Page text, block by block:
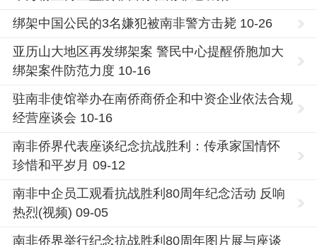
绑架中国公民的3名嫌犯被南非警方击毙 10-26
亚历山大地区再发绑架案 警民中心提醒侨胞加大
绑架案件防范力度 10-16
驻南非使馆举办在南侨商侨企和中资企业依法合规
经营座谈会 10-16
南非侨界代表座谈纪念抗战胜利：传承家国情怀
珍惜和平岁月 09-12
南非中企员工观看抗战胜利80周年纪念活动 反响
热烈(视频) 09-05
南非侨界举行纪念抗战胜利80周年图片展与座谈